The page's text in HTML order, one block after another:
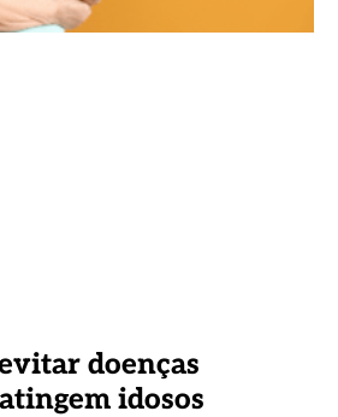
doenças
idosos